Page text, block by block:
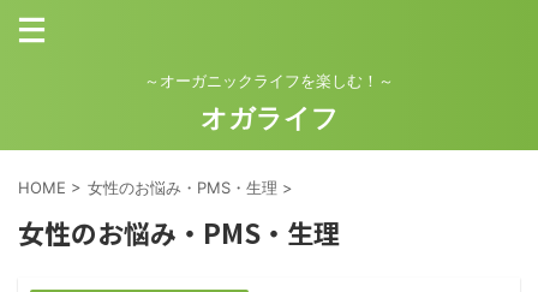
～オーガニックライフを楽しむ！～
オガライフ
HOME > 女性のお悩み・PMS・生理 >
女性のお悩み・PMS・生理